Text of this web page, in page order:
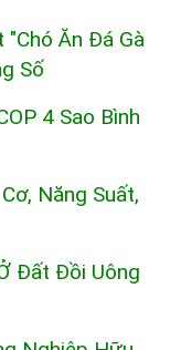
"chó Ăn Đá Gà
Số
4 Sao Bình
Năng Suất,
Đất Đồi Uông